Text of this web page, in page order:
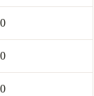
0
0
0